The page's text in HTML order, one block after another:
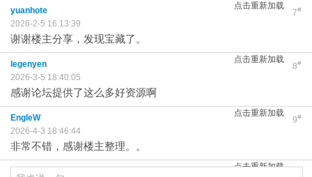
点击重新加载
7#
yuanhote
2026-2-5 16:13:39
谢谢楼主分享，发现宝藏了。
点击重新加载
8#
legenyen
2026-3-5 18:40:05
感谢论坛提供了这么多好资源啊
点击重新加载
9#
EngleW
2026-4-3 18:46:44
非常不错，感谢楼主整理。。
点击重新加载